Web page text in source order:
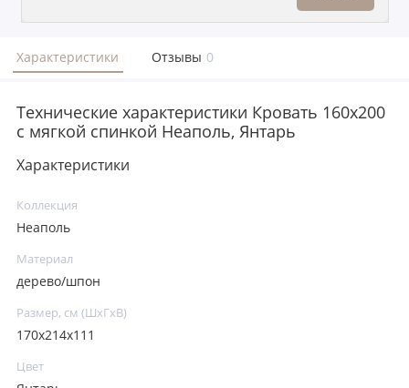
Характеристики Отзывы 0
Технические характеристики Кровать 160x200
с мягкой спинкой Неаполь, Янтарь
Характеристики
Коллекция
Неаполь
Материал
дерево/шпон
Размер, см (ШхГхВ)
170х214х111
Цвет